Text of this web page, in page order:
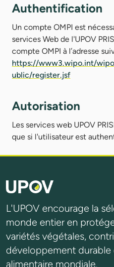
Authentification
Un compte OMPI est
services Web de l'UPOV
compte OMPI à l’adresse
https://www3.wipo.int/
ublic/register.jsf
Autorisation
Les services web UPOV
que si l'utilisateur est
L'UPOV encourage la
monde entier en
variétés végétales,
développement durable
alimentaire mondiale.